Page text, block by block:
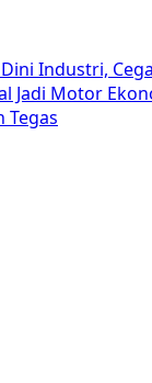
Industri,
Jadi Motor
Tegas